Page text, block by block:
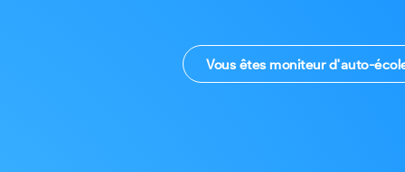
Vous êtes moniteur d'auto-